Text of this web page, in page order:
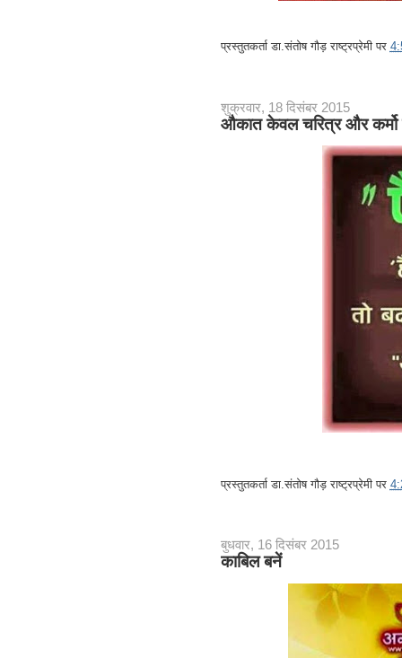
प्रस्तुतकर्ताडा.संतोष गौड़ राष्ट्रप्रेमी पर
शुक्रवार, 18 दिसंबर 2015
औकात केवल चरित्र और कर्मो
प्रस्तुतकर्ताडा.संतोष गौड़ राष्ट्रप्रेमी पर
बुधवार, 16 दिसंबर 2015
काबिल बनें